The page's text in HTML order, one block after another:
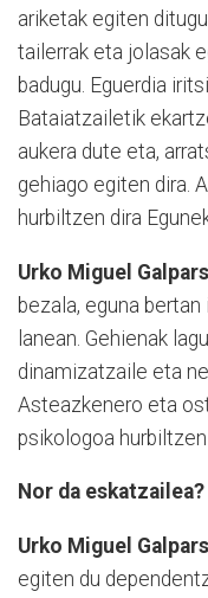
ariketak egiten
tailerrak eta jolasak
badugu. Eguerdia
Bataiatzailetik
aukera dute eta,
gehiago egiten dira.
hurbiltzen dira
Urko Miguel
bezala, eguna
lanean. Gehienak
dinamizatzaile eta
Asteazkenero eta
psikologoa hurbiltzen
Nor da eskatzailea?
Urko Miguel
egiten du